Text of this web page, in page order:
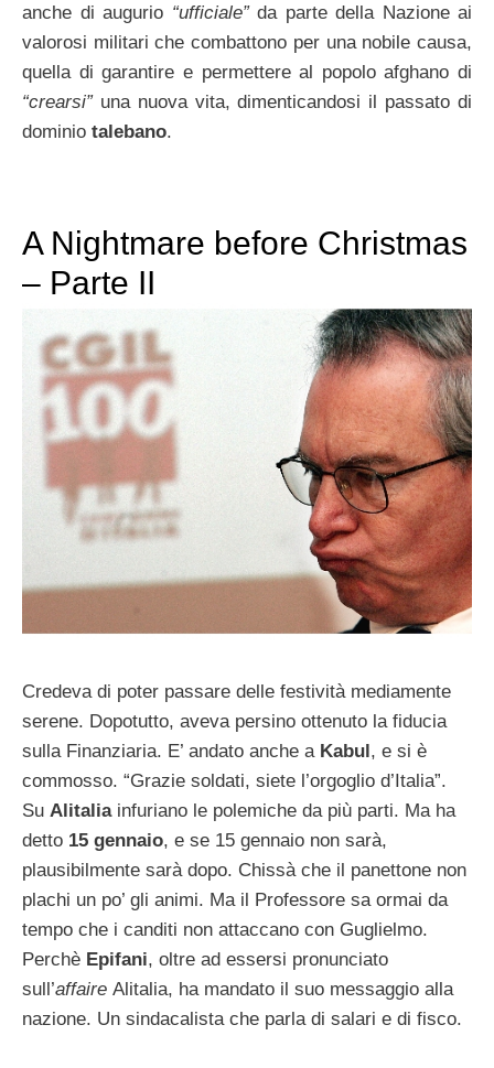
anche di augurio “ufficiale”da parte della Nazione ai
valorosi militari che combattono per una nobile causa,
quella di garantire e permettere al popolo afghano di
“crearsi”una nuova vita, dimenticandosi il passato di
dominio talebano.
A Nightmare before Christmas
– Parte II
Credeva di poter passare delle festività mediamente
serene. Dopotutto, aveva persino ottenuto la fiducia
sulla Finanziaria. E’ andato anche a Kabul , e si è
commosso. “Grazie soldati, siete l’orgoglio d’Italia”.
Su Alitaliainfuriano le polemiche da più parti. Ma ha
detto 15 gennaio, e se 15 gennaio non sarà,
plausibilmente sarà dopo. Chissà che il panettone non
plachi un po’ gli animi. Ma il Professore sa ormai da
tempo che i canditi non attaccano con Guglielmo.
Perchè Epifani, oltre ad essersi pronunciato
sull’affaire Alitalia, ha mandato il suo messaggio alla
nazione. Un sindacalista che parla di salari e di fisco.